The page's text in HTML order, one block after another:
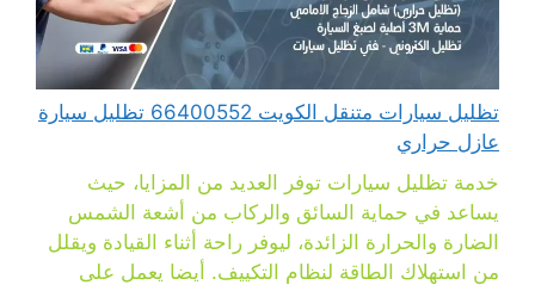
تظليل سيارات متنقل الكويت 66400552 تظليل سيارة
عازل حراري
خدمة تظليل سيارات توفر العديد من المزايا، حيث
يساعد في حماية السائق والركاب من أشعة الشمس
الضارة والحرارة الزائدة، ليوفر راحة أثناء القيادة ويقلل
من استهلاك الطاقة لنظام التكييف. أيضا يعمل على